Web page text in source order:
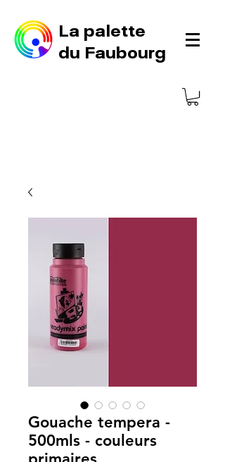
La palette
du Faubourg
Gouache tempera -
500mls - couleurs